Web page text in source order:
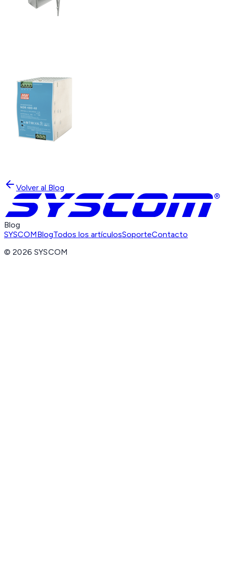
Volver al Blog
Blog
SYSCOMBlogTodos los artículosSoporteContacto
©2026 SYSCOM